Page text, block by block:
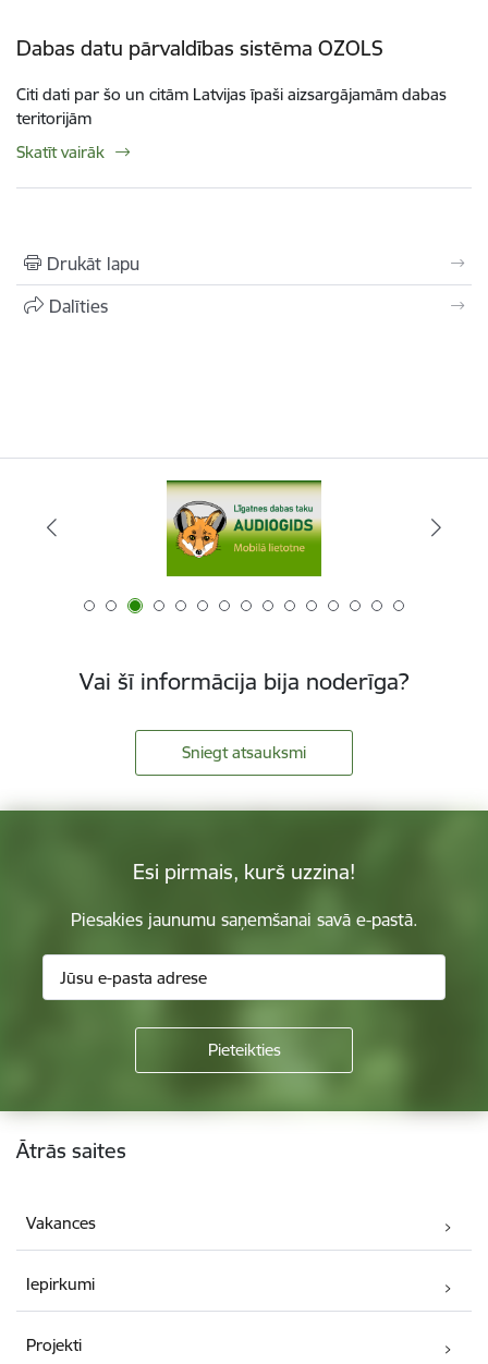
Dabas datu pārvaldības sistēma OZOLS
Citi dati par šo un citām Latvijas īpaši aizsargājamām dabas
teritorijām
Skatīt vairāk
Drukāt lapu
Dalīties
Vai šī informācija bija noderīga?
Sniegt atsauksmi
Esi pirmais, kurš uzzina!
Piesakies jaunumu saņemšanai savā e-pastā.
Kājene
Ātrās saites
Vakances
Iepirkumi
Projekti